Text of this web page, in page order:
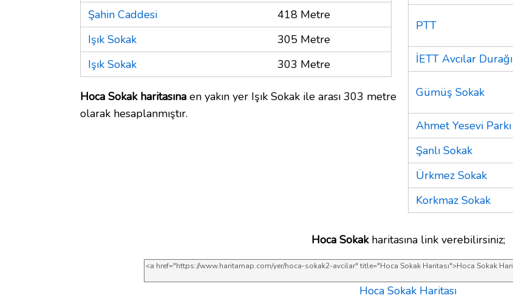
Şahin Caddesi
418 Metre
Işık Sokak
305 Metre
Işık Sokak
303 Metre
Hoca Sokak haritasına en yakın yer Işık Sokak ile arası 303 metre
olarak hesaplanmıştır.
PTT
İETT Avcılar Durağı
Gümüş Sokak
Ahmet Yesevi Parkı
Şanlı Sokak
Ürkmez Sokak
Korkmaz Sokak
Hoca Sokakharitasına link verebilirsiniz;
Hoca Sokak Haritası